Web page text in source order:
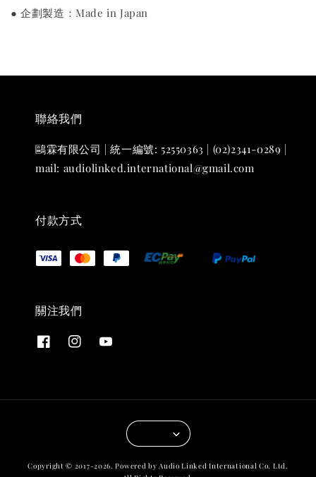
● 企劃製造：Made in Japan
聯絡我們
鷗霖有限公司 | 統一編號: 52550363 | (02)2341-0289 |
mail: audiolinked.international@gmail.com
付款方式
關注我們
Copyright © 2017-2026. Powered by Audio Linked International Co. Ltd.